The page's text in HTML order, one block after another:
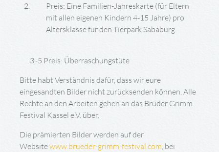
Preis: Eine Familien-Jahreskarte (für Eltern
mit allen eigenen Kindern 4-15 Jahre) pro
Altersklasse für den Tierpark Sababurg.
3.-5 Preis: Überraschungstüte
Bitte habt Verständnis dafür, dass wir eure
eingesandten Bilder nicht zurücksenden können. Alle
Rechte an den Arbeiten gehen an das Brüder Grimm
Festival Kassel e.V. über.
Die prämierten Bilder werden auf der
Websitewww.brueder-grimm-festival.com , bei